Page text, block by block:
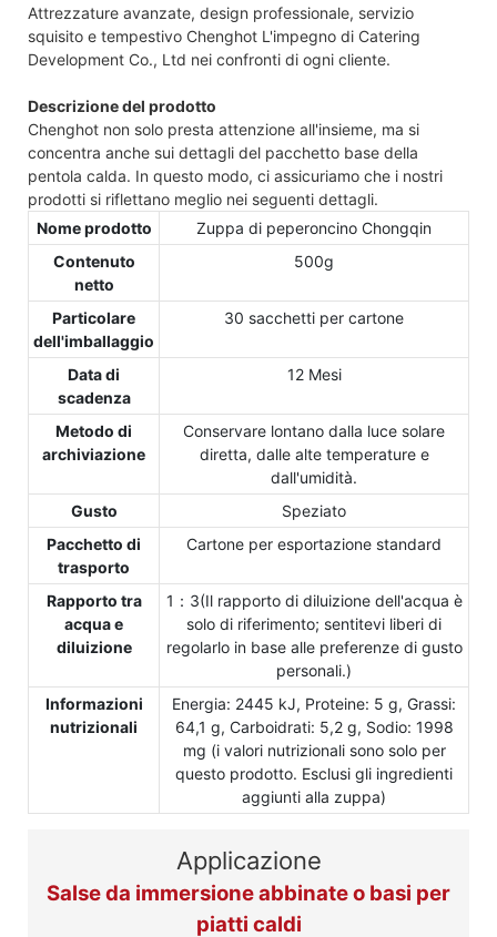
Attrezzature avanzate, design professionale, servizio
squisito e tempestivo Chenghot L'impegno di Catering
Development Co., Ltd nei confronti di ogni cliente.
Descrizione del prodotto
Chenghot non solo presta attenzione all'insieme, ma si
concentra anche sui dettagli del pacchetto base della
pentola calda. In questo modo, ci assicuriamo che i nostri
prodotti si riflettano meglio nei seguenti dettagli.
Nome prodotto
Zuppa di peperoncino Chongqin
Contenuto
netto
500g
Particolare
dell'imballaggio
30 sacchetti per cartone
Data di
scadenza
12 Mesi
Metodo di
archiviazione
Conservare lontano dalla luce solare
diretta, dalle alte temperature e
dall'umidità.
Gusto
Speziato
Pacchetto di
trasporto
Cartone per esportazione standard
Rapporto tra
acqua e
diluizione
1：3(Il rapporto di diluizione dell'acqua è
solo di riferimento; sentitevi liberi di
regolarlo in base alle preferenze di gusto
personali.)
Informazioni
nutrizionali
Energia: 2445 kJ, Proteine: 5 g, Grassi:
64,1 g, Carboidrati: 5,2 g, Sodio: 1998
mg (i valori nutrizionali sono solo per
questo prodotto. Esclusi gli ingredienti
aggiunti alla zuppa)
Applicazione
Salse da immersione abbinate o basi per
piatti caldi